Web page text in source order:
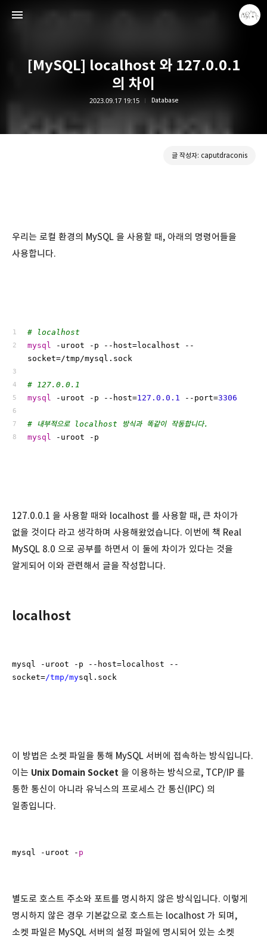
[MySQL] localhost 와 127.0.0.1
의 차이
2023.09.17 19:15 Database
글 작성자: caputdraconis
우리는 로컬 환경의 MySQL 을 사용할 때, 아래의 명령어들을
사용합니다.
# localhost
mysql
-uroot -p --host=localhost --
socket=/tmp/mysql.sock
# 127.0.0.1
mysql
-uroot -p --host=127.0.0.1 --port=3306
# 내부적으로 localhost 방식과 똑같이 작동합니다.
mysql
-uroot -p
127.0.0.1 을 사용할 때와 localhost 를 사용할 때, 큰 차이가
없을 것이다 라고 생각하며 사용해왔었습니다. 이번에 책 Real
MySQL 8.0 으로 공부를 하면서 이 둘에 차이가 있다는 것을
알게되어 이와 관련해서 글을 작성합니다.
localhost
mysql -uroot -p --host=localhost --
socket=/tmp/mysql.sock
이 방법은 소켓 파일을 통해 MySQL 서버에 접속하는 방식입니다.
이는 Unix Domain Socket 을 이용하는 방식으로, TCP/IP 를
통한 통신이 아니라 유닉스의 프로세스 간 통신(IPC) 의
일종입니다.
mysql -uroot - p
별도로 호스트 주소와 포트를 명시하지 않은 방식입니다. 이렇게
명시하지 않은 경우 기본값으로 호스트는 localhost 가 되며,
소켓 파일은 MySQL 서버의 설정 파일에 명시되어 있는 소켓
caputdraconis